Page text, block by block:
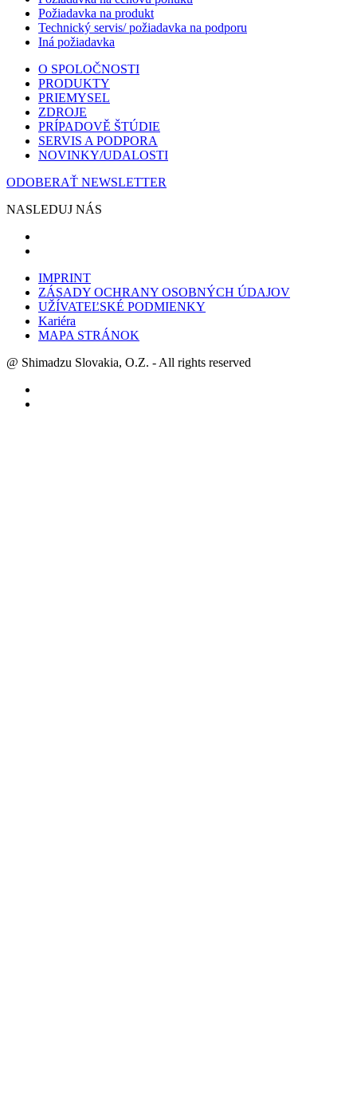
Požiadavka na produkt
Technický servis/ požiadavka na podporu
Iná požiadavka
O SPOLOČNOSTI
PRODUKTY
PRIEMYSEL
ZDROJE
PRÍPADOVĚ ŠTÚDIE
SERVIS A PODPORA
NOVINKY/UDALOSTI
ODOBERAŤ NEWSLETTER
NASLEDUJ NÁS
IMPRINT
ZÁSADY OCHRANY OSOBNÝCH ÚDAJOV
UŽÍVATEĽSKÉ PODMIENKY
Kariéra
MAPA STRÁNOK
@ Shimadzu Slovakia, O.Z. - All rights reserved